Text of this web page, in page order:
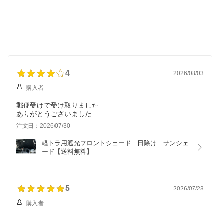
4 2026/08/03
購入者
郵便受けで受け取りました
ありがとうございました
注文日：2026/07/30
軽トラ用遮光フロントシェード　日除け　サンシェ
ード【送料無料】
5 2026/07/23
購入者